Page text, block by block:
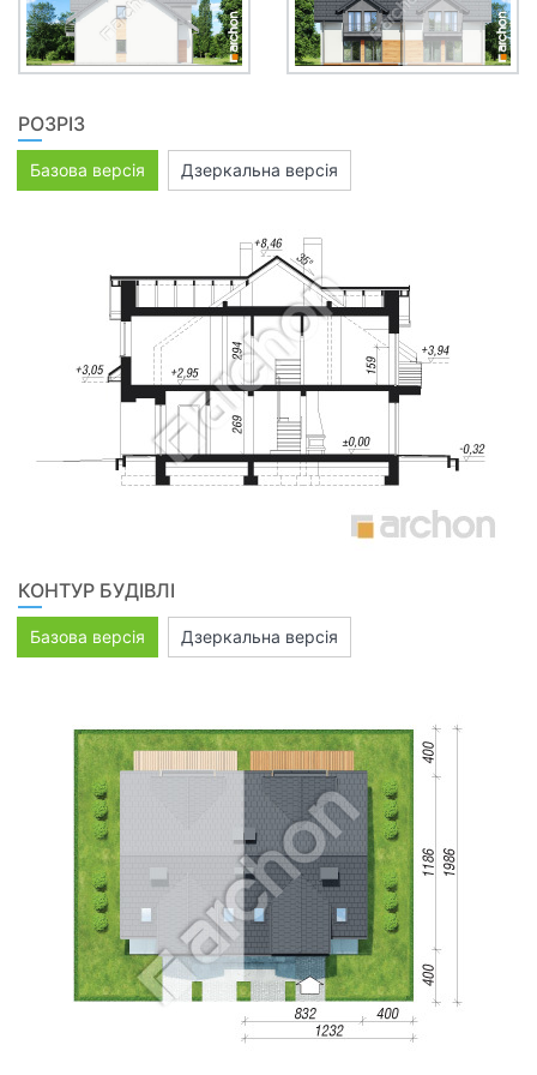
РОЗРІЗ
Базова версія Дзеркальна версія
КОНТУР БУДІВЛІ
Базова версія Дзеркальна версія